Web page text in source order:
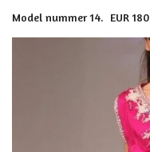
Model nummer 14. EUR 180